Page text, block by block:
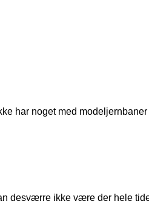
har noget med
desværre ikke være der hele